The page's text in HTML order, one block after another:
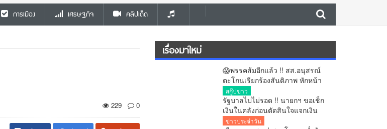
การเมือง เศรษฐกิจ คลิปเด็ด
229 0
เรื่องมาใหม่
😱พรรคส้มอีกแล้ว !! สส.อนุสรณ์
ตะโกนเรียกร้องสันติภาพ หักหน้า
คนไทยกลางสภา ต่อหน้า “มิน อ่อง
หล่าย” ก่อนตร.คุมตัว
สกู๊ปข่าว
รัฐบาลไปไม่รอด !! นายกฯ ขอเช็ก
เงินในคลังก่อนตัดสินใจแจกเงิน
เดินหน้า “ไทยช่วยไทย พลัส” เฟส 2
ข่าวประจำวัน